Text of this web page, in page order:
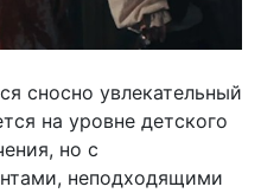
сносно увлекательный
на уровне детского
но с
неподходящими